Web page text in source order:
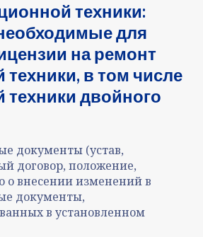
техники:
для
на ремонт
в том числе
техники двойного
документы (устав,
договор, положение,
о внесении изменений в
документы,
в установленном